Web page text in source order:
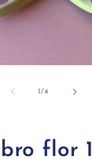
1/de
4
flor 1